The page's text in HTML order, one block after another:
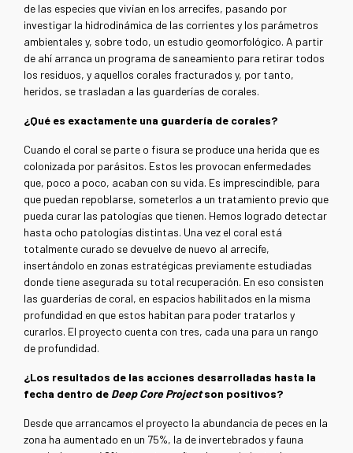
de las especies que vivían en los arrecifes, pasando por
investigar la hidrodinámica de las corrientes y los parámetros
ambientales y, sobre todo, un estudio geomorfológico. A partir
de ahí arranca un programa de saneamiento para retirar todos
los residuos, y aquellos corales fracturados y, por tanto,
heridos, se trasladan a las guarderías de corales.
¿Qué es exactamente una guardería de corales?
Cuando el coral se parte o fisura se produce una herida que es
colonizada por parásitos. Estos les provocan enfermedades
que, poco a poco, acaban con su vida. Es imprescindible, para
que puedan repoblarse, someterlos a un tratamiento previo que
pueda curar las patologías que tienen. Hemos logrado detectar
hasta ocho patologías distintas. Una vez el coral está
totalmente curado se devuelve de nuevo al arrecife,
insertándolo en zonas estratégicas previamente estudiadas
donde tiene asegurada su total recuperación. En eso consisten
las guarderías de coral, en espacios habilitados en la misma
profundidad en que estos habitan para poder tratarlos y
curarlos. El proyecto cuenta con tres, cada una para un rango
de profundidad.
¿Los resultados de las acciones desarrolladas hasta la
fecha dentro de Deep Core Projectson positivos?
Desde que arrancamos el proyecto la abundancia de peces en la
zona ha aumentado en un 75%, la de invertebrados y fauna